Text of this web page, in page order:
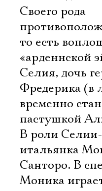
Своего рода
то есть
«арденнской
Селия, дочь
Фредерика (в
временно
пастушкой
В роли Селии-
итальянка
Санторо. В
Моника